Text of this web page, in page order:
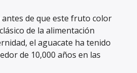
de que este fruto color
de la alimentación
el aguacate ha tenido
de 10,000 años en las